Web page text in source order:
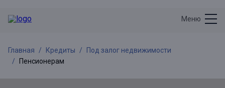
Меню
Главная Кредиты
Под залог недвижимости
Пенсионерам